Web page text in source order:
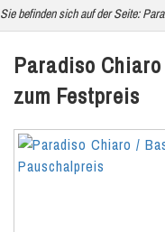
Sie befinden sich auf der Seite:
Paradiso
zum Festpreis